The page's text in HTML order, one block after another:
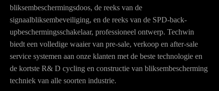
bliksembeschermingsdoos, de reeks van de
signaalbliksembeveiliging, en de reeks van de SPD-back-
upbeschermingsschakelaar, professioneel ontwerp. Techwin
biedt een volledige waaier van pre-sale, verkoop en after-sale
service systemen aan onze klanten met de beste technologie en
de kortste R& D cycling en constructie van bliksembescherming
techniek van alle soorten industrie.